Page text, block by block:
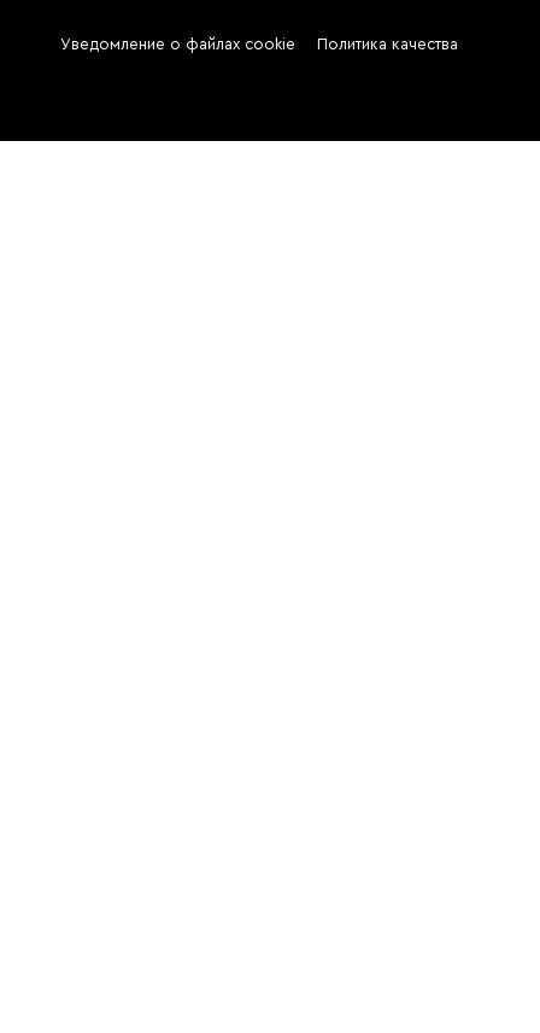
Уведомление о файлах cookie Политика качества